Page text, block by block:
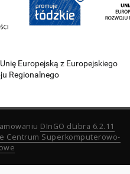
Europejską z Europejskiego
Regionalnego
DInGO dLibra 6.2.11
Centrum Superkomputerowo-